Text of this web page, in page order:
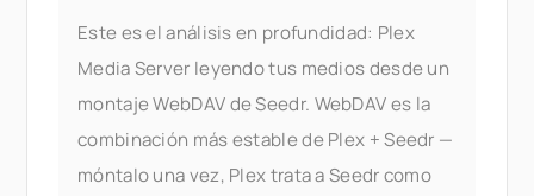
Este es el análisis en profundidad: Plex
Media Server leyendo tus medios desde un
montaje WebDAV de Seedr. WebDAV es la
combinación más estable de Plex + Seedr —
móntalo una vez, Plex trata a Seedr como